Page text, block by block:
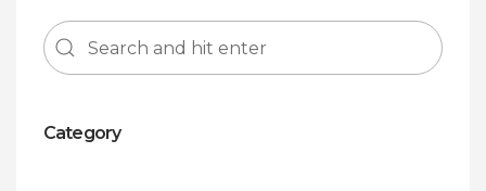
Category